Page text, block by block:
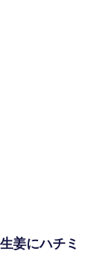
姜にハチミ